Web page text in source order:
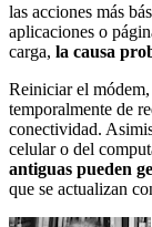
las acciones más
aplicaciones o
carga, la causa
Reiniciar el
temporalmente de
conectividad.
celular o del
antiguas pueden
que se actualizan